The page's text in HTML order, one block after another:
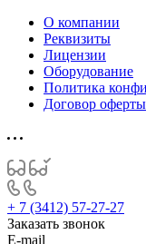
О компании
Реквизиты
Лицензии
Оборудование
Политика
Договор оферты
+ 7 (3412) 57-27-27
Заказать звонок
E-mail